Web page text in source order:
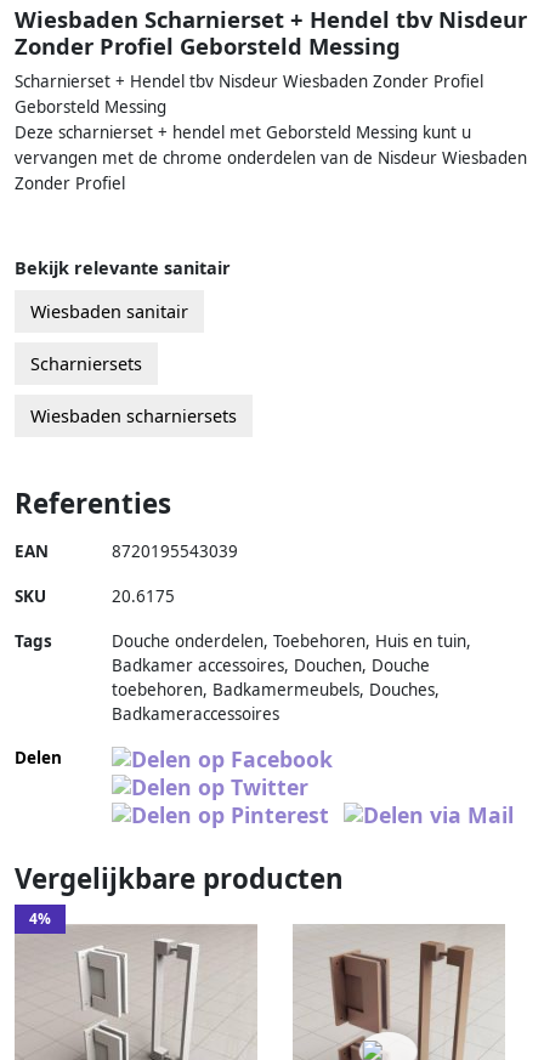
Wiesbaden Scharnierset + Hendel tbv Nisdeur
Zonder Profiel Geborsteld Messing
Scharnierset + Hendel tbv Nisdeur Wiesbaden Zonder Profiel
Geborsteld Messing
Deze scharnierset + hendel met Geborsteld Messing kunt u
vervangen met de chrome onderdelen van de Nisdeur Wiesbaden
Zonder Profiel
Bekijk relevante sanitair
Wiesbaden sanitair
Scharniersets
Wiesbaden scharniersets
Referenties
EAN 8720195543039
SKU 20.6175
Tags
Douche onderdelen, Toebehoren, Huis en tuin,
Badkamer accessoires, Douchen, Douche
toebehoren, Badkamermeubels, Douches,
Badkameraccessoires
Delen
Vergelijkbare producten
4%